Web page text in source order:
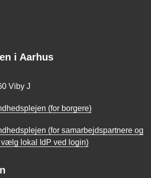
i Aarhus
Viby J
(for borgere)
(for samarbejdspartnere og
vælg lokal IdP ved login)